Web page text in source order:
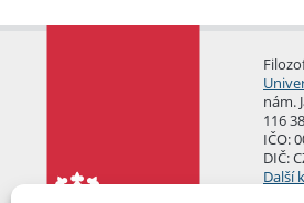
nám.
116
IČO:
DIČ:
Další